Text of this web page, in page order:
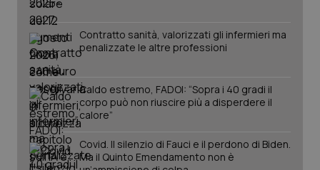
Contratto sanità, valorizzati gli infermieri ma
penalizzate le altre professioni
Caldo estremo, FADOI: “Sopra i 40 gradi il
corpo può non riuscire più a disperdere il
calore”
Covid. Il silenzio di Fauci e il perdono di Biden.
Ma il Quinto Emendamento non è
PHPSESSID
PHP.net
www.quotidianosanita.it